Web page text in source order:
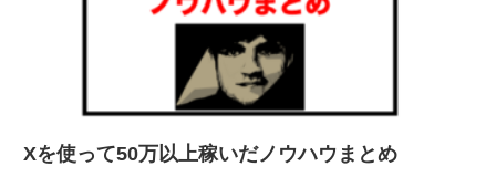
Xを使って50万以上稼いだノウハウまとめ